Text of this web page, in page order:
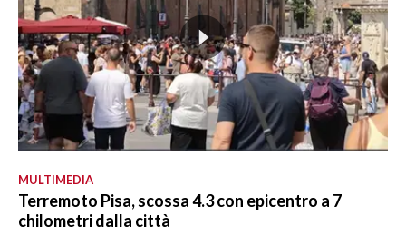
MULTIMEDIA
Terremoto Pisa, scossa 4.3 con epicentro a 7
chilometri dalla città